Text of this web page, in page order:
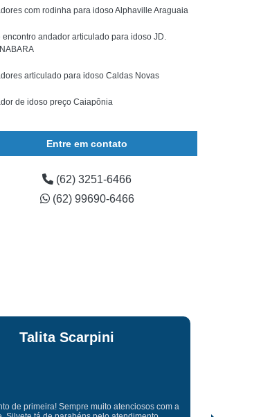
Muleta de Apoio
Muleta de Braço
órtese de Joelho Articulada
de Joelho
órtese Joelho
Extensão de Joelho
com rodinha para idoso Alphaville Araguaia
encontro andador articulado para idoso JD.
articulado para idoso Caldas Novas
de idoso preço Caiapônia
Entre em contato
(62) 3251-6466
(62) 99690-6466
Glaucia Soares
Recomendo, fui bem atendida